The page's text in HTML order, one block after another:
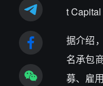
t Capital
据介绍
名承包
募、雇